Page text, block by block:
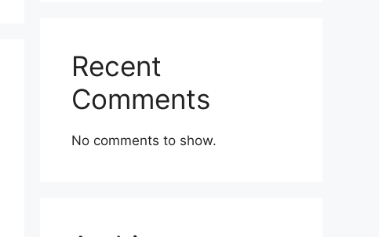
Recent
Comments
No comments to show.